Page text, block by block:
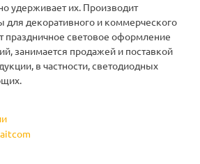
удерживает их. Производит
для декоративного и коммерческого
световое оформление
занимается продажей и поставкой
в частности, светодиодных